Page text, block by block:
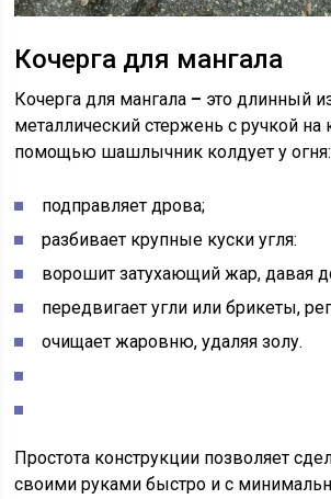
Кочерга для мангала
Кочерга для мангала – это длинный
металлический стержень с ручкой на
помощью шашлычник колдует у огня:
подправляет дрова;
разбивает крупные куски угля:
ворошит затухающий жар, давая
передвигает угли или брикеты,
очищает жаровню, удаляя золу.
Простота конструкции позволяет
своими руками быстро и с